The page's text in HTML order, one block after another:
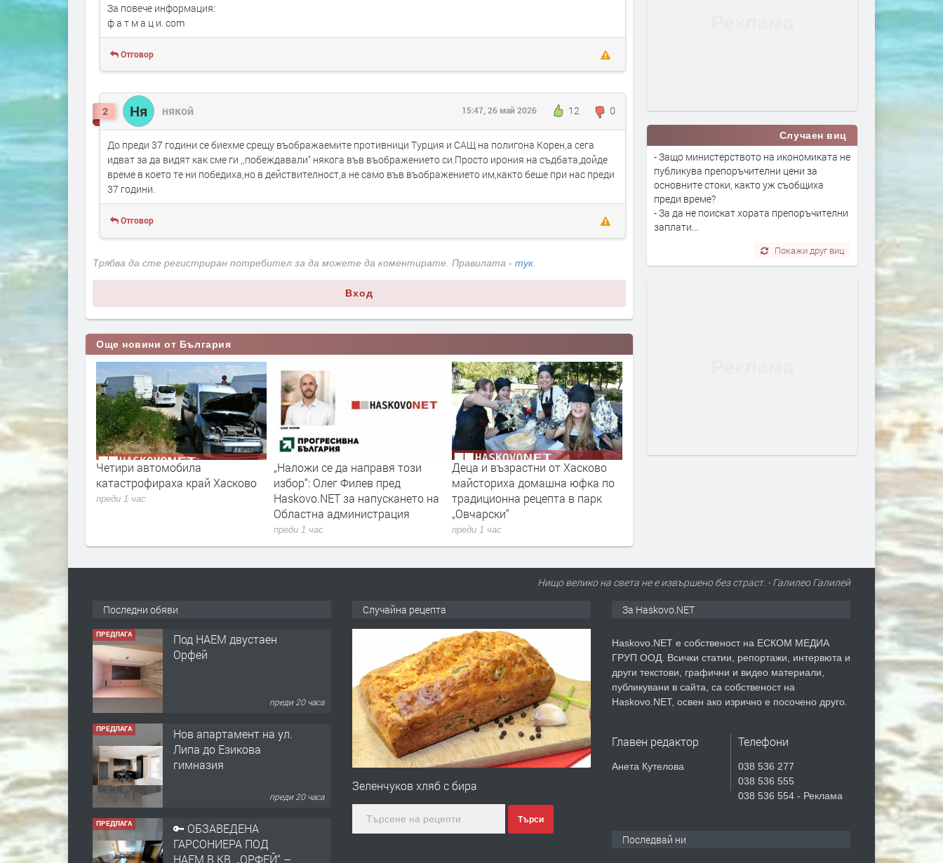
За повече информация:
ф а т м а ц и. com
Отговор
2 Ня някой 12 0
15:47, 26 май 2026
До преди 37 години се биехме срещу въображаемите противници Турция и САЩ на полигона Корен,а сега
идват за да видят как сме ги ,,побеждавали" някога във въображението си.Просто ирония на съдбата,дойде
време в което те ни победиха,но в действителност,а не само във въображението им,както беше при нас преди
37 години.
Отговор
Трябва да сте регистриран потребител за да можете да коментирате. Правилата - тук
Вход
Още новини от България
в Хасково
Четири автомобила
катастрофираха край Хасково
преди 1 час
„Наложи се да направя този
избор“: Олег Филев пред
Haskovo.NET за напускането на
Областна администрация
преди 1 час
Деца и възрастни от Хасково
майсториха домашна юфка по
традиционна рецепта в парк
„Овчарски“
преди 1 час
Язовир „Тракиец“ с
дисбаланс: водата влиза
незабележимо, а
100 пъти по-голям
Случаен виц
- Защо министерството на икономиката не
публикува препоръчителни цени за
основните стоки, както уж съобщиха
преди време?
- За да не поискат хората препоръчителни
заплати...
Покажи друг виц
Нищо велико на света не е извършено без страст. - Галилео Галилей
Последни обяви
ПРЕДЛАГА
Под НАЕМ двустаен
Орфей
преди 20 часа
ПРЕДЛАГА
Нов апартамент на ул.
Липа до Езикова
гимназия
преди 20 часа
ПРЕДЛАГА
🔑 ОБЗАВЕДЕНА
ГАРСОНИЕРА ПОД
НАЕМ В КВ. „ОРФЕЙ“ –
Случайна рецепта
Зеленчуков хляб с бира
Търси
За Haskovo.NET
Haskovo.NET е собственост на ЕСКОМ МЕДИА
ГРУП ООД. Всички статии, репортажи, интервюта и
други текстови, графични и видео материали,
публикувани в сайта, са собственост на
Haskovo.NET, освен ако изрично е посочено друго.
Главен редактор
Анета Кутелова
Телефони
038 536 277
038 536 555
038 536 554 - Реклама
Последвай ни